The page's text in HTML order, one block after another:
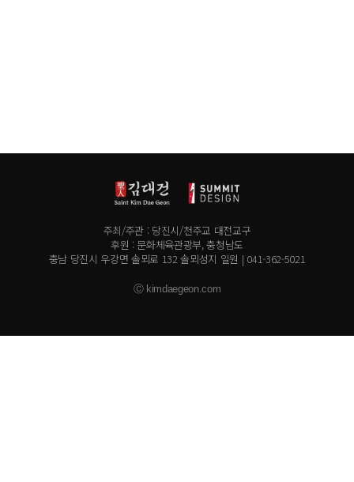
주최/주관 : 당진시/천주교 대전교구
후원 : 문화체육관광부, 충청남도
충남 당진시 우강면 솔뫼로 132 솔뫼성지 일원 | 041-362-5021
Ⓒ kimdaegeon.com